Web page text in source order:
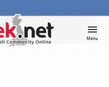
Menu